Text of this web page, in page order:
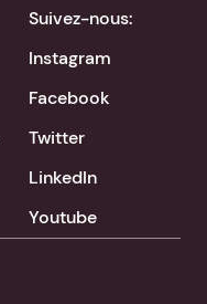
Suivez-nous:
Instagram
Facebook
Twitter
LinkedIn
Youtube